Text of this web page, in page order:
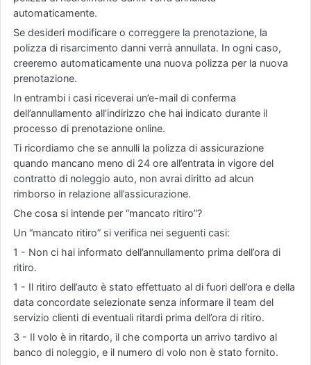
automaticamente.
Se desideri modificare o correggere la prenotazione, la
polizza di risarcimento danni verrà annullata. In ogni caso,
creeremo automaticamente una nuova polizza per la nuova
prenotazione.
In entrambi i casi riceverai un’e-mail di conferma
dell’annullamento all’indirizzo che hai indicato durante il
processo di prenotazione online.
Ti ricordiamo che se annulli la polizza di assicurazione
quando mancano meno di 24 ore all’entrata in vigore del
contratto di noleggio auto, non avrai diritto ad alcun
rimborso in relazione all’assicurazione.
Che cosa si intende per “mancato ritiro”?
Un “mancato ritiro” si verifica nei seguenti casi:
1 - Non ci hai informato dell’annullamento prima dell’ora di
ritiro.
1 - Il ritiro dell’auto è stato effettuato al di fuori dell’ora e della
data concordate selezionate senza informare il team del
servizio clienti di eventuali ritardi prima dell’ora di ritiro.
3 - Il volo è in ritardo, il che comporta un arrivo tardivo al
banco di noleggio, e il numero di volo non è stato fornito.